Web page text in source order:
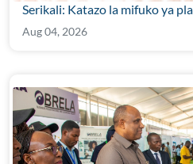
Serikali: Katazo la mifuko ya
Aug 04, 2026